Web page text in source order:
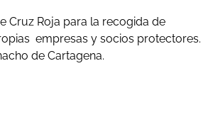
Cruz Roja para la recogida de
empresas y socios protectores.
de Cartagena.